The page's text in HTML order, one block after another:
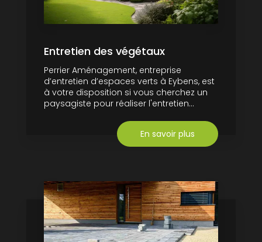
Entretien des végétaux
Perrier Aménagement, entreprise
d’entretien d’espaces verts à Eybens, est
à votre disposition si vous cherchez un
paysagiste pour réaliser l'entretien...
En savoir plus